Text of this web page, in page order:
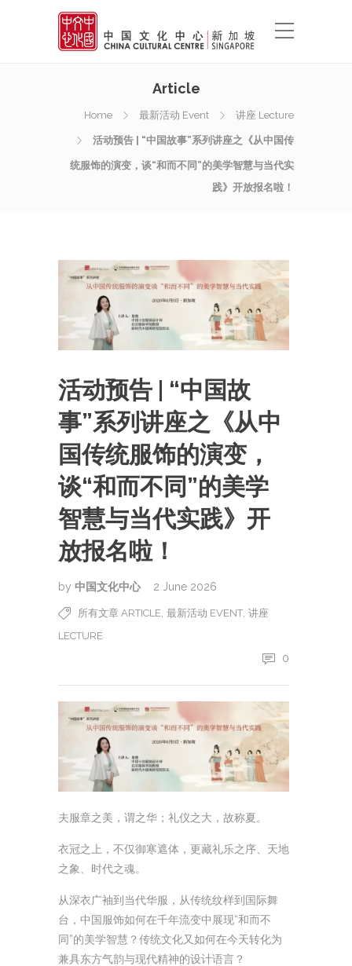
Article
Home 最新活动 Event 讲座 Lecture
活动预告 | “中国故事”系列讲座之《从中国传
统服饰的演变，谈“和而不同”的美学智慧与当代实
践》开放报名啦！
活动预告 | “中国故
事”系列讲座之《从中
国传统服饰的演变，
谈“和而不同”的美学
智慧与当代实践》开
放报名啦！
by 中国文化中心 2 June 2026
所有文章 ARTICLE 最新活动 EVENT 讲座
LECTURE
0
夫服章之美，谓之华；礼仪之大，故称夏。
衣冠之上，不仅御寒遮体，更藏礼乐之序、天地
之象、时代之魂。
从深衣广袖到当代华服，从传统纹样到国际舞
台，中国服饰如何在千年流变中展现“和而不
同”的美学智慧？传统文化又如何在今天转化为
兼具东方气韵与现代精神的设计语言？